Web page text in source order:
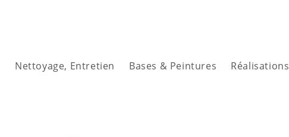
Nettoyage, Entretien Bases & Peintures Réalisations